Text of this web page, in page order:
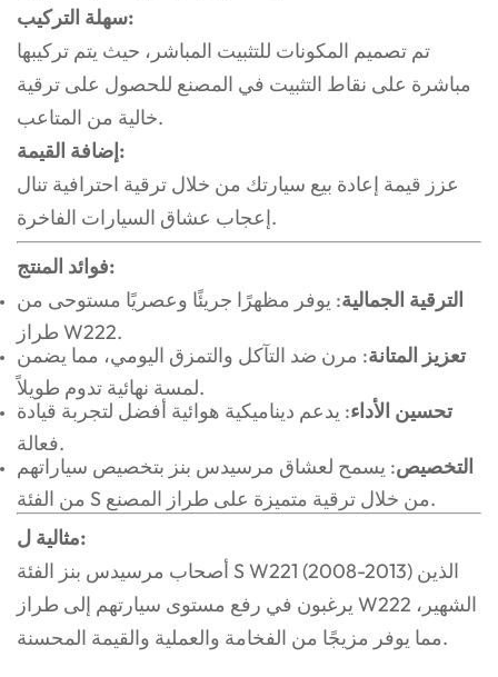
سهلة التركيب:
تم تصميم المكونات للتثبيت المباشر، حيث يتم تركيبها
مباشرة على نقاط التثبيت في المصنع للحصول على ترقية
خالية من المتاعب.
إضافة القيمة:
عزز قيمة إعادة بيع سيارتك من خلال ترقية احترافية تنال
إعجاب عشاق السيارات الفاخرة.
فوائد المنتج:
الترقية الجمالية: يوفر مظهرًا جريئًا وعصريًا مستوحى من
طراز W222.
تعزيز المتانة: مرن ضد التآكل والتمزق اليومي، مما يضمن
تحسين الأداء: يدعم ديناميكية هوائية أفضل لتجربة قيادة
التخصيص: يسمح لعشاق مرسيدس بنز بتخصيص سياراتهم
مثالية ل:
أصحاب مرسيدس بنز الفئة S W221 (2008-2013) الذين
يرغبون في رفع مستوى سيارتهم إلى طراز W222 الشهير،
مما يوفر مزيجًا من الفخامة والعملية والقيمة المحسنة.